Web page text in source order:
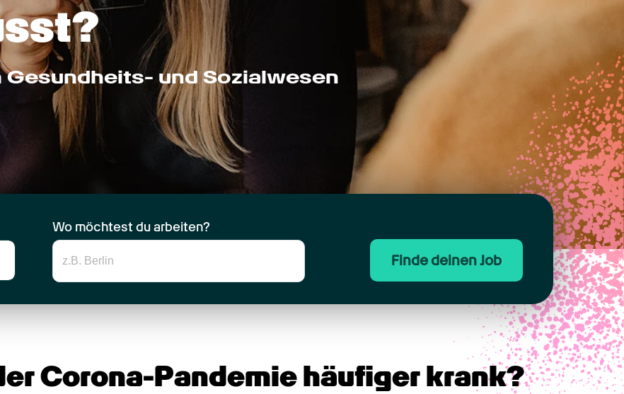
Gesundheits- und Sozialwesen
Wo möchtest du arbeiten?
Finde deinen Job
Corona-Pandemie häufiger krank?